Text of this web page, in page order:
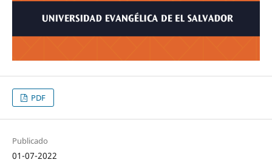
PDF
Publicado
01-07-2022